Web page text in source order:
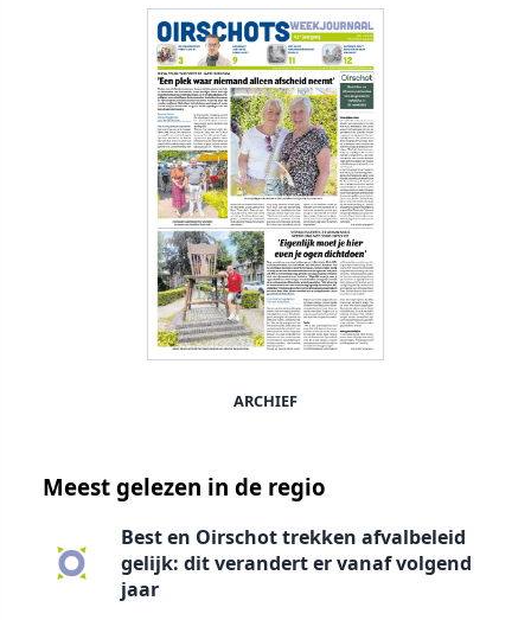
ARCHIEF
Meest gelezen in de regio
Best en Oirschot trekken afvalbeleid
gelijk: dit verandert er vanaf volgend
jaar